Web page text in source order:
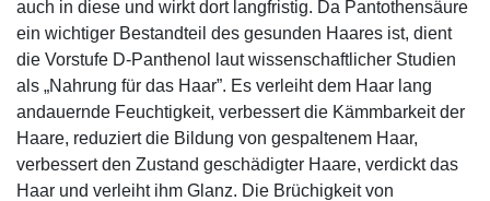
auch in diese und wirkt dort langfristig. Da Pantothensäure
ein wichtiger Bestandteil des gesunden Haares ist, dient
die Vorstufe D-Panthenol laut wissenschaftlicher Studien
als „Nahrung für das Haar”. Es verleiht dem Haar lang
andauernde Feuchtigkeit, verbessert die Kämmbarkeit der
Haare, reduziert die Bildung von gespaltenem Haar,
verbessert den Zustand geschädigter Haare, verdickt das
Haar und verleiht ihm Glanz. Die Brüchigkeit von